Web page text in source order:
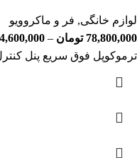
لوازم خانگی, فر و ماکروویو
78,800,000 تومان –
ترموکوپل فوق سریع پنل